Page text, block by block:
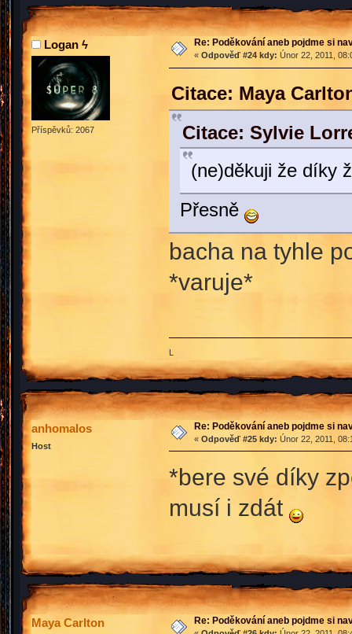
Logan ϟ
Příspěvků: 2067
Re: Poděkování aneb pojdme si
« Odpověď #24 kdy: Únor 22, 2011,
Citace: Maya
Citace: Sylvie
(ne)děkuji že díky
Přesně
bacha na tyhle
*varuje*
L
anhomalos
Host
Re: Poděkování aneb pojdme si
« Odpověď #25 kdy: Únor 22, 2011,
*bere své díky
musí i zdát
Maya Carlton Re: Poděkování aneb pojdme si